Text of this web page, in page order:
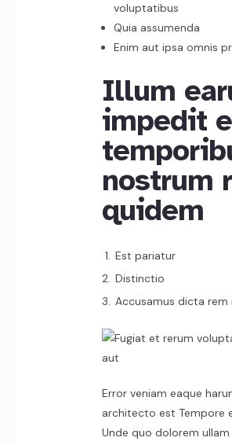
voluptatibus
Quia assumenda
Enim aut ipsa omnis
Illum
impedit
nostrum
quidem
Est pariatur
Distinctio
Accusamus dicta rem
Error veniam eaque
architecto est Tempore
Unde quo dolorem